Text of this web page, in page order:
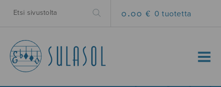
0.00 € 0 tuotetta
MENU